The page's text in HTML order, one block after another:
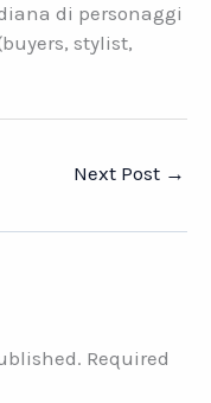
di personaggi
stylist,
Next Post →
Required